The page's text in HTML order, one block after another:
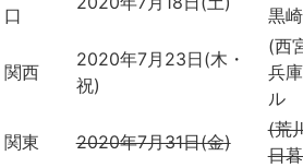
口
黒
関西
2020年7月23日(木・
祝)
(西
兵
ル
関東 2020年7月31日(金)
(荒
日